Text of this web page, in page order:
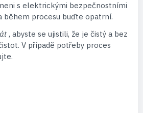
s elektrickými bezpečnostními
během procesu buďte opatrní.
, abyste se ujistili, že je čistý a bez
V případě potřeby proces